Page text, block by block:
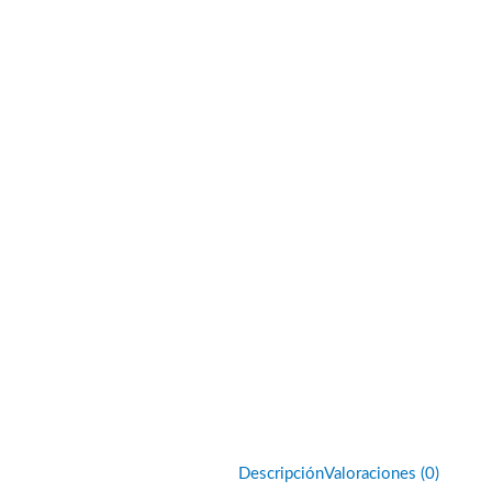
DescripciónValoraciones (0)